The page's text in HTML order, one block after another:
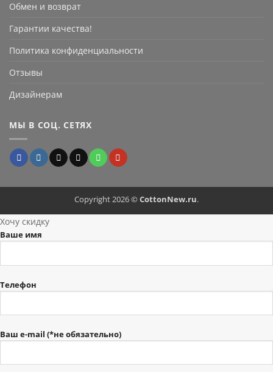
Обмен и возврат
Гарантии качества!
Политика конфиденциальности
Отзывы
Дизайнерам
МЫ В СОЦ. СЕТЯХ
Copyright 2026 ©CottonNew.ru.
Хочу скидку
Ваше имя
Телефон
Ваш e-mail (*не обязательно)